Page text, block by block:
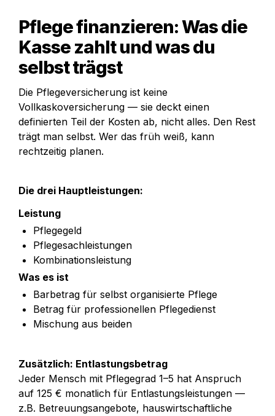
Pflege finanzieren: Was die
Kasse zahlt und was du
selbst trägst
Die Pflegeversicherung ist keine
Vollkaskoversicherung — sie deckt einen
definierten Teil der Kosten ab, nicht alles. Den Rest
trägt man selbst. Wer das früh weiß, kann
rechtzeitig planen.
Die drei Hauptleistungen:
Leistung
Pflegegeld
Pflegesachleistungen
Kombinationsleistung
Was es ist
Barbetrag für selbst organisierte Pflege
Betrag für professionellen Pflegedienst
Mischung aus beiden
Zusätzlich: Entlastungsbetrag
Jeder Mensch mit Pflegegrad 1–5 hat Anspruch
auf 125 € monatlich für Entlastungsleistungen —
z.B. Betreuungsangebote, hauswirtschaftliche